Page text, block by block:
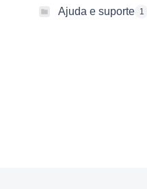
Ajuda e suporte 1